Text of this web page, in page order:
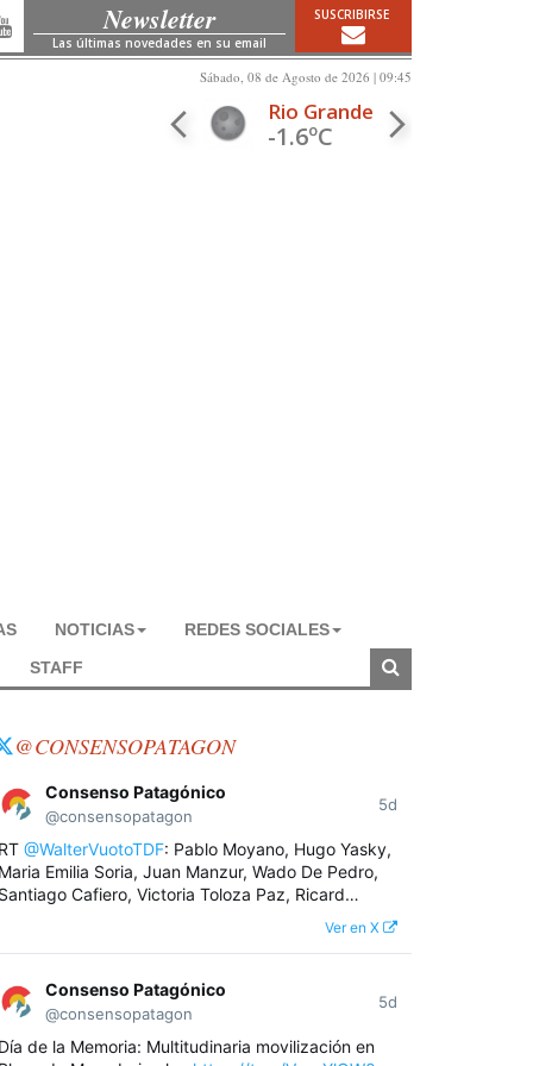
Newsletter
Las últimas novedades en su email
SUSCRIBIRSE
Sábado, 08 de Agosto de 2026 | 09:45
Rio Grande
-1.6ºC
NOTICIAS
REDES SOCIALES
STAFF
@CONSENSOPATAGON
Consenso Patagónico
@consensopatagon
5d
RT @WalterVuotoTDF: Pablo Moyano, Hugo Yasky,
Maria Emilia Soria, Juan Manzur, Wado De Pedro,
Santiago Cafiero, Victoria Toloza Paz, Ricard…
Ver en X
Consenso Patagónico
@consensopatagon
5d
Día de la Memoria: Multitudinaria movilización en